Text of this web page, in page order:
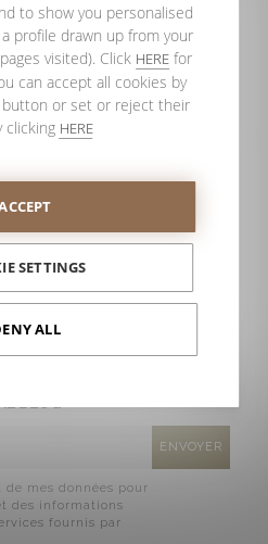
BLOG
mes données pour
des informations
fournis par
to show you personalised
profile drawn up from your
visited). Click HERE for
can accept all cookies by
or set or reject their
clicking HERE
SETTINGS
ALL